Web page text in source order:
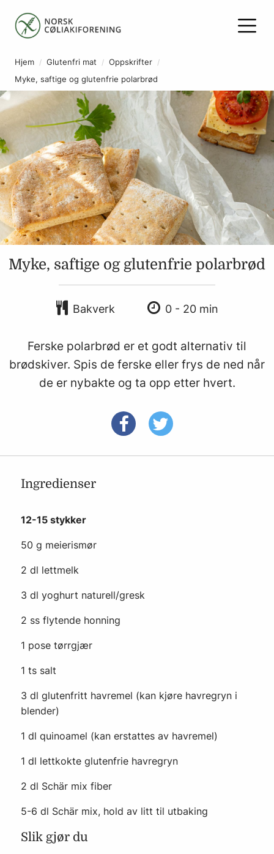
Hjem Glutenfri mat
Oppskrifter
Myke, saftige og glutenfrie polarbrød
Myke, saftige og glutenfrie polarbrød
Bakverk 0 - 20 min
Ferske polarbrød er et godt alternativ til
brødskiver. Spis de ferske eller frys de ned når
de er nybakte og ta opp etter hvert.
Ingredienser
12-15 stykker
50 g meierismør
2 dl lettmelk
3 dl yoghurt naturell/gresk
2 ss flytende honning
1 pose tørrgjær
1 ts salt
3 dl glutenfritt havremel (kan kjøre havregryn i
blender)
1 dl quinoamel (kan erstattes av havremel)
1 dl lettkokte glutenfrie havregryn
2 dl Schär mix fiber
5-6 dl Schär mix, hold av litt til utbaking
Slik gjør du